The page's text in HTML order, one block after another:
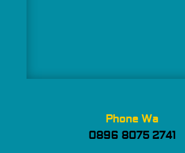
Phone Wa
0896 8075 2741